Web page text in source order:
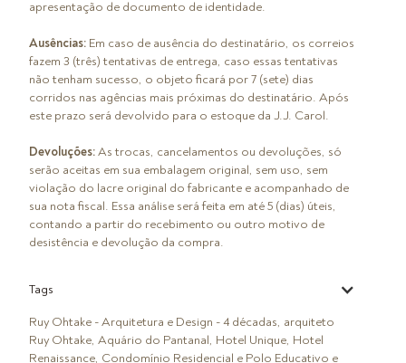
apresentação de documento de identidade.
Ausências: Em caso de ausência do destinatário, os correios
fazem 3 (três) tentativas de entrega, caso essas tentativas
não tenham sucesso, o objeto ficará por 7 (sete) dias
corridos nas agências mais próximas do destinatário. Após
este prazo será devolvido para o estoque da J.J. Carol.
Devoluções:As trocas, cancelamentos ou devoluções, só
serão aceitas em sua embalagem original, sem uso, sem
violação do lacre original do fabricante e acompanhado de
sua nota fiscal. Essa análise será feita em até 5 (dias) úteis,
contando a partir do recebimento ou outro motivo de
desistência e devolução da compra.
Tags
Ruy Ohtake - Arquitetura e Design - 4 décadas, arquiteto
Ruy Ohtake, Aquário do Pantanal, Hotel Unique, Hotel
Renaissance, Condomínio Residencial e Polo Educativo e